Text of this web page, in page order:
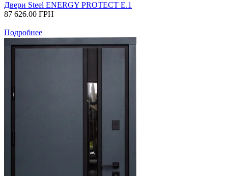
Двери Steel ENERGY PROTECT E.1
87 626.00 ГРН
Подробнее